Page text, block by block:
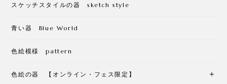
スケッチスタイルの器 sketch style
青い器 Blue World
色絵模様 pattern
色絵の器 【オンライン・フェス限定】